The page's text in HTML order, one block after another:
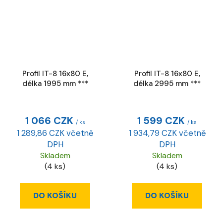
Profil IT-8 16x80 E,
délka 1995 mm ***
1 066 CZK / ks
1 289,86 CZK včetně
DPH
Skladem
(4 ks)
DO KOŠÍKU
Profil IT-8 16x80 E,
délka 2995 mm ***
1 599 CZK / ks
1 934,79 CZK včetně
DPH
Skladem
(4 ks)
DO KOŠÍKU